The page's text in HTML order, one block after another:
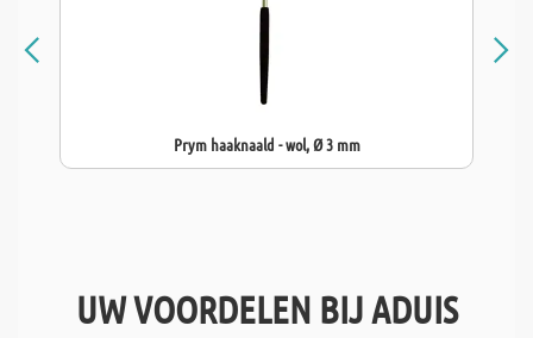
Prym haaknaald - wol, Ø 3 mm
UW VOORDELEN BIJ ADUIS